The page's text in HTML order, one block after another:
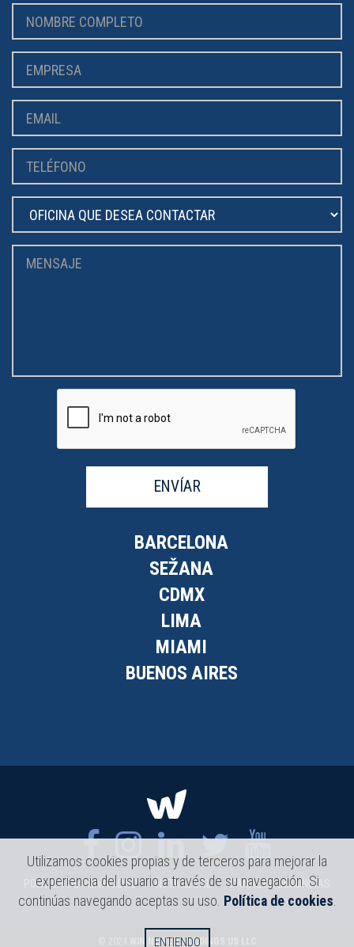
ENVÍAR
BARCELONA
SEŽANA
CDMX
LIMA
MIAMI
BUENOS AIRES
POLÍTICA DE PRIVACIDAD NOTA LEGAL CANAL DE DENUNCIAS
WIN NEWCO HOLDINGS US LLC
Utilizamos cookies propias y de terceros para mejorar la
experiencia del usuario a través de su navegación. Si
continúas navegando aceptas su uso. Política de cookies
ENTIENDO